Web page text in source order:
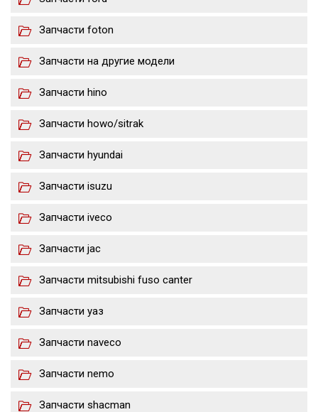
Запчасти foton
Запчасти на другие модели
Запчасти hino
Запчасти howo/sitrak
Запчасти hyundai
Запчасти isuzu
Запчасти iveco
Запчасти jac
Запчасти mitsubishi fuso canter
Запчасти уаз
Запчасти naveco
Запчасти nemo
Запчасти shacman